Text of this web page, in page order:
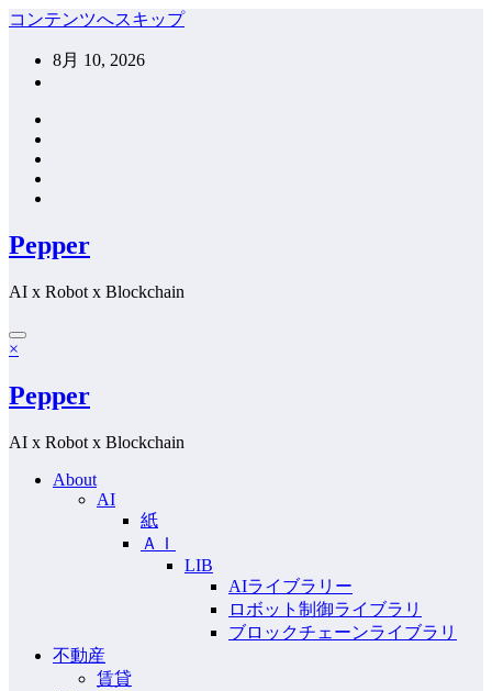
コンテンツへスキップ
8月 10, 2026
Pepper
AI x Robot x Blockchain
×
Pepper
AI x Robot x Blockchain
About
AI
紙
ＡＩ
LIB
AIライブラリー
ロボット制御ライブラリ
ブロックチェーンライブラリ
不動産
賃貸